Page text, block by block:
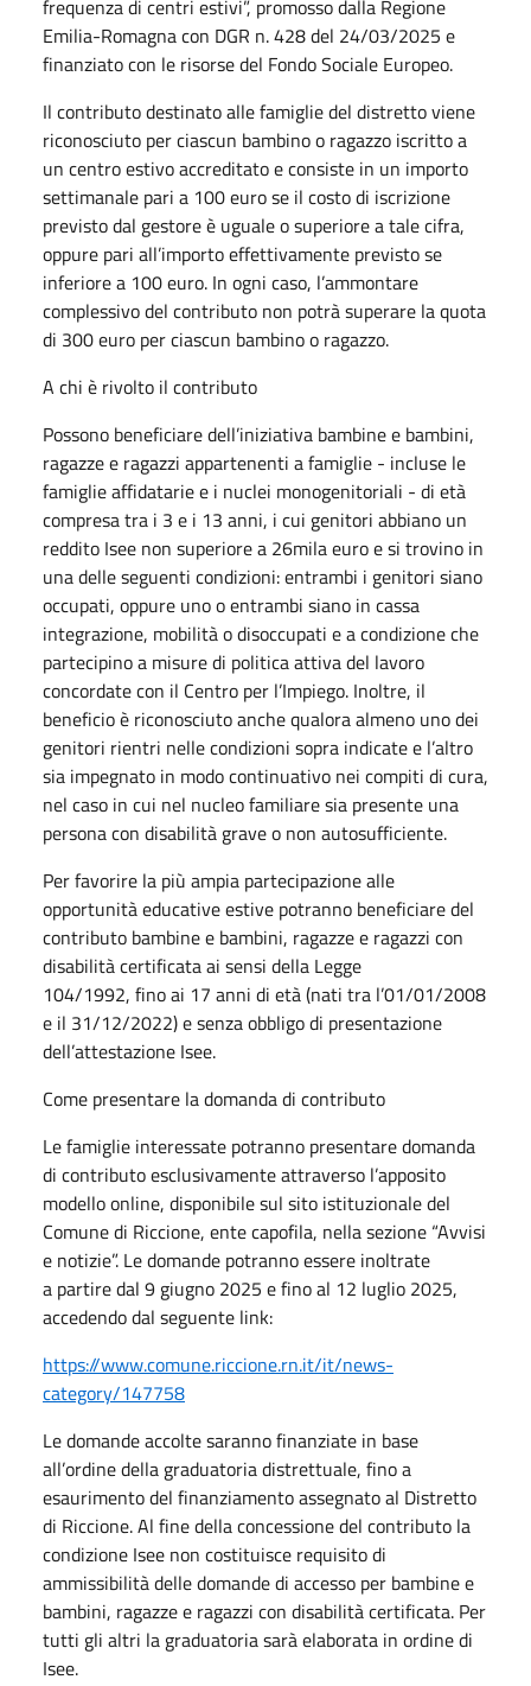
frequenza di centri estivi”, promosso dalla Regione
Emilia-Romagna con DGR n. 428 del 24/03/2025 e
finanziato con le risorse del Fondo Sociale Europeo.
Il contributo destinato alle famiglie del distretto viene
riconosciuto per ciascun bambino o ragazzo iscritto a
un centro estivo accreditato e consiste in un importo
settimanale pari a 100 euro se il costo di iscrizione
previsto dal gestore è uguale o superiore a tale cifra,
oppure pari all’importo effettivamente previsto se
inferiore a 100 euro. In ogni caso, l’ammontare
complessivo del contributo non potrà superare la quota
di 300 euro per ciascun bambino o ragazzo.
A chi è rivolto il contributo
Possono beneficiare dell’iniziativa bambine e bambini,
ragazze e ragazzi appartenenti a famiglie - incluse le
famiglie affidatarie e i nuclei monogenitoriali - di età
compresa tra i 3 e i 13 anni, i cui genitori abbiano un
reddito Isee non superiore a 26mila euro e si trovino in
una delle seguenti condizioni: entrambi i genitori siano
occupati, oppure uno o entrambi siano in cassa
integrazione, mobilità o disoccupati e a condizione che
partecipino a misure di politica attiva del lavoro
concordate con il Centro per l’Impiego. Inoltre, il
beneficio è riconosciuto anche qualora almeno uno dei
genitori rientri nelle condizioni sopra indicate e l’altro
sia impegnato in modo continuativo nei compiti di cura,
nel caso in cui nel nucleo familiare sia presente una
persona con disabilità grave o non autosufficiente.
Per favorire la più ampia partecipazione alle
opportunità educative estive potranno beneficiare del
contributo bambine e bambini, ragazze e ragazzi con
disabilità certificata ai sensi della Legge
104/1992, fino ai 17 anni di età (nati tra l’01/01/2008
e il 31/12/2022) e senza obbligo di presentazione
dell’attestazione Isee.
Come presentare la domanda di contributo
Le famiglie interessate potranno presentare domanda
di contributo esclusivamente attraverso l’apposito
modello online, disponibile sul sito istituzionale del
Comune di Riccione, ente capofila, nella sezione “Avvisi
e notizie”. Le domande potranno essere inoltrate
a partire dal 9 giugno 2025 e fino al 12 luglio 2025,
accedendo dal seguente link:
https://www.comune.riccione.rn.it/it/news-
category/147758
Le domande accolte saranno finanziate in base
all’ordine della graduatoria distrettuale, fino a
esaurimento del finanziamento assegnato al Distretto
di Riccione. Al fine della concessione del contributo la
condizione Isee non costituisce requisito di
ammissibilità delle domande di accesso per bambine e
bambini, ragazze e ragazzi con disabilità certificata. Per
tutti gli altri la graduatoria sarà elaborata in ordine di
Isee.